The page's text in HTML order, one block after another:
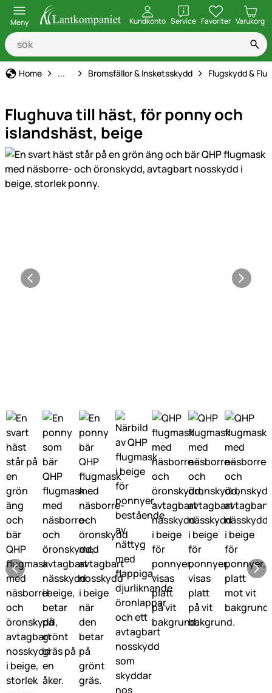
Meny Kundkonto ServiceöppnaFavoriter Varukorg
Home Hästhållning
... Bromsfällor & Insketsskydd Flugskydd &
Flughuva till häst, för ponny och
islandshäst, beige
Produktgaleri